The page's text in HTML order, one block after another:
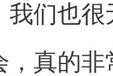
我们也
，真的